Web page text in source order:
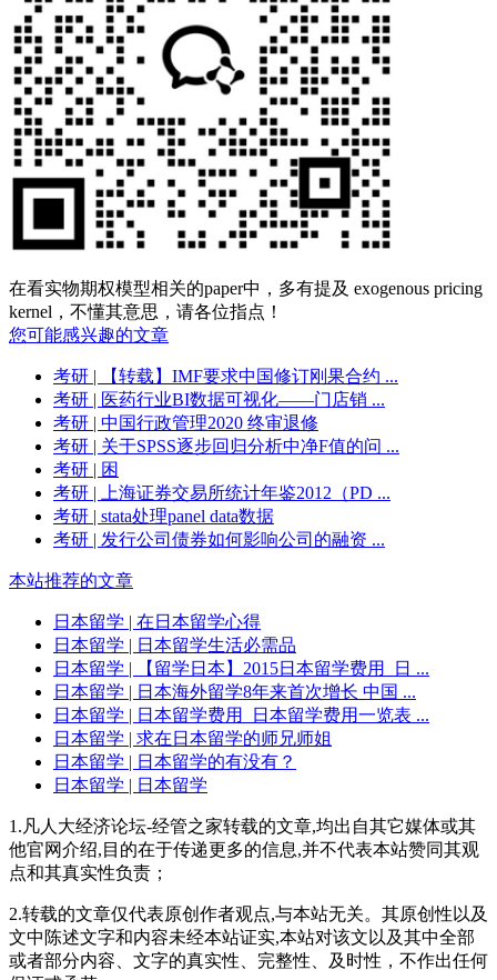
在看实物期权模型相关的paper中，多有提及 exogenous pricing
kernel，不懂其意思，请各位指点！
您可能感兴趣的文章
考研 | 【转载】IMF要求中国修订刚果合约 ...
考研 | 医药行业BI数据可视化——门店销 ...
考研 | 中国行政管理2020 终审退修
考研 | 关于SPSS逐步回归分析中净F值的问 ...
考研 | 困
考研 | 上海证券交易所统计年鉴2012（PD ...
考研 | stata处理panel data数据
考研 | 发行公司债券如何影响公司的融资 ...
本站推荐的文章
日本留学 | 在日本留学心得
日本留学 | 日本留学生活必需品
日本留学 | 【留学日本】2015日本留学费用_日 ...
日本留学 | 日本海外留学8年来首次增长 中国 ...
日本留学 | 日本留学费用_日本留学费用一览表 ...
日本留学 | 求在日本留学的师兄师姐
日本留学 | 日本留学的有没有？
日本留学 | 日本留学
1.凡人大经济论坛-经管之家转载的文章,均出自其它媒体或其
他官网介绍,目的在于传递更多的信息,并不代表本站赞同其观
点和其真实性负责；
2.转载的文章仅代表原创作者观点,与本站无关。其原创性以及
文中陈述文字和内容未经本站证实,本站对该文以及其中全部
或者部分内容、文字的真实性、完整性、及时性，不作出任何